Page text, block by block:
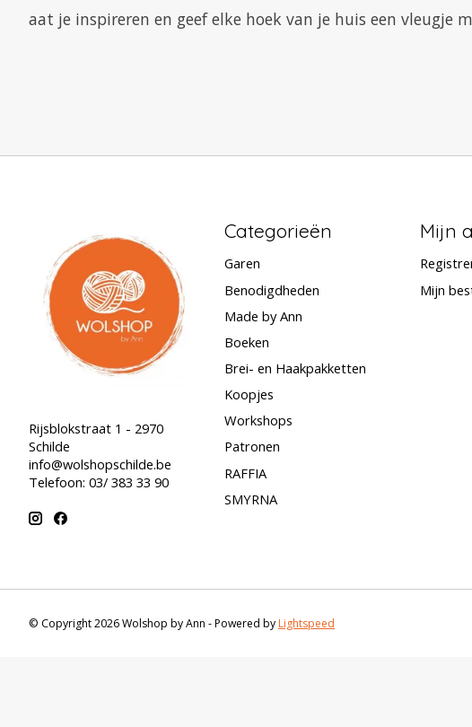
aat je inspireren en geef elke hoek van je huis een
Rijsblokstraat 1 - 2970
Schilde
info@wolshopschilde.be
Telefoon: 03/ 383 33 90
Categorieën
Garen
Benodigdheden
Made by Ann
Boeken
Brei- en Haakpakketten
Koopjes
Workshops
Patronen
RAFFIA
SMYRNA
Mijn
Mijn
© Copyright 2026 Wolshop by Ann - Powered byLightspeed